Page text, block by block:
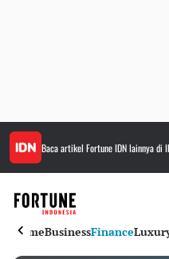
Baca artikel Fortune IDNlainnya di
HomeBusinessFinance